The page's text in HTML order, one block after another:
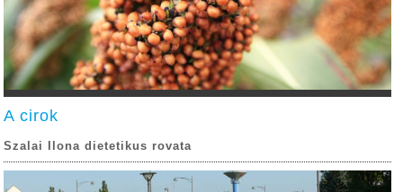
A cirok
Szalai Ilona dietetikus rovata